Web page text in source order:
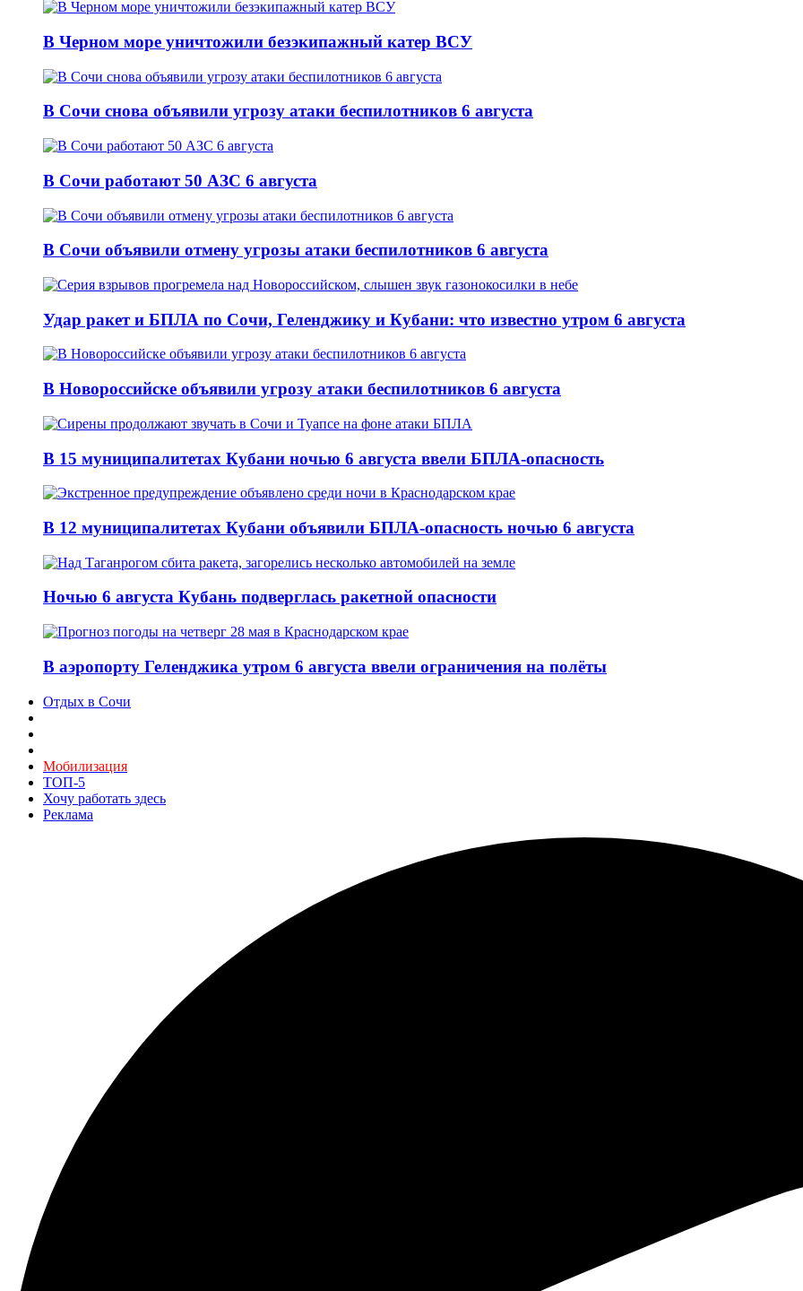
В Черном море уничтожили безэкипажный катер ВСУ
В Сочи снова объявили угрозу атаки беспилотников 6 августа
В Сочи работают 50 АЗС 6 августа
В Сочи объявили отмену угрозы атаки беспилотников 6 августа
Удар ракет и БПЛА по Сочи, Геленджику и Кубани: что известно утром 6 августа
В Новороссийске объявили угрозу атаки беспилотников 6 августа
В 15 муниципалитетах Кубани ночью 6 августа ввели БПЛА-опасность
В 12 муниципалитетах Кубани объявили БПЛА-опасность ночью 6 августа
Ночью 6 августа Кубань подверглась ракетной опасности
В аэропорту Геленджика утром 6 августа ввели ограничения на полёты
Отдых в Сочи
Мобилизация
ТОП-5
Хочу работать здесь
Реклама